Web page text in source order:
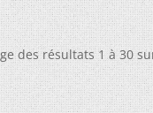
des résultats 1 à 30